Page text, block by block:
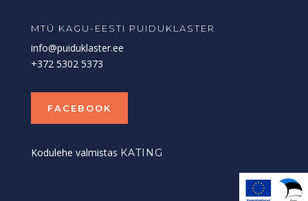
MTÜ KAGU-EESTI PUIDUKLASTER
info@puiduklaster.ee
+372 5302 5373
FACEBOOK
Kodulehe valmistas KATING